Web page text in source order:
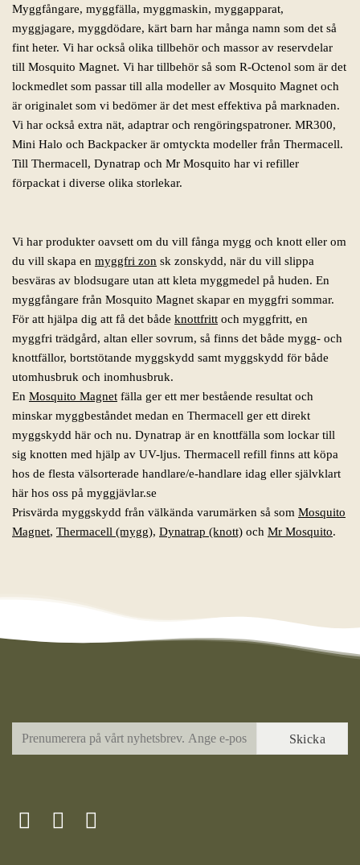
Myggfångare, myggfälla, myggmaskin, myggapparat,
myggjagare, myggdödare, kärt barn har många namn som det så
fint heter. Vi har också olika tillbehör och massor av reservdelar
till Mosquito Magnet. Vi har tillbehör så som R-Octenol som är det
lockmedlet som passar till alla modeller av Mosquito Magnet och
är originalet som vi bedömer är det mest effektiva på marknaden.
Vi har också extra nät, adaptrar och rengöringspatroner. MR300,
Mini Halo och Backpacker är omtyckta modeller från Thermacell.
Till Thermacell, Dynatrap och Mr Mosquito har vi refiller
förpackat i diverse olika storlekar.
Vi har produkter oavsett om du vill fånga mygg och knott eller om
du vill skapa en myggfri zon sk zonskydd, när du vill slippa
besväras av blodsugare utan att kleta myggmedel på huden. En
myggfångare från Mosquito Magnet skapar en myggfri sommar.
För att hjälpa dig att få det både knottfritt och myggfritt, en
myggfri trädgård, altan eller sovrum, så finns det både mygg- och
knottfällor, bortstötande myggskydd samt myggskydd för både
utomhusbruk och inomhusbruk.
En Mosquito Magnet fälla ger ett mer bestående resultat och
minskar myggbeståndet medan en Thermacell ger ett direkt
myggskydd här och nu. Dynatrap är en knottfälla som lockar till
sig knotten med hjälp av UV-ljus. Thermacell refill finns att köpa
hos de flesta välsorterade handlare/e-handlare idag eller självklart
här hos oss på myggjävlar.se
Prisvärda myggskydd från välkända varumärken så som Mosquito
Magnet, Thermacell (mygg), Dynatrap (knott) och Mr Mosquito.